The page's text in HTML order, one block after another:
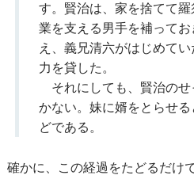
す。賢治は、家を捨てて
業を支える男手を補って
え、義兄清六がはじめて
力を貸した。
それにしても、賢治のせ
かない。妹に婿をとらせ
どである。
確かに、この経過をたどるだけ